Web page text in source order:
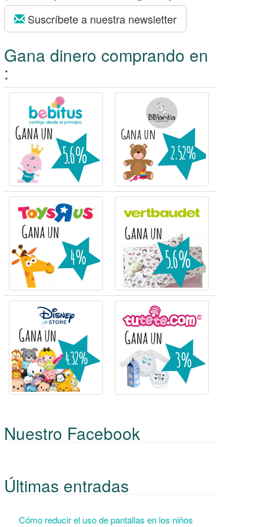
Suscríbete a nuestra newsletter
Gana dinero comprando en
:
Nuestro Facebook
Últimas entradas
Cómo reducir el uso de pantallas en los niños